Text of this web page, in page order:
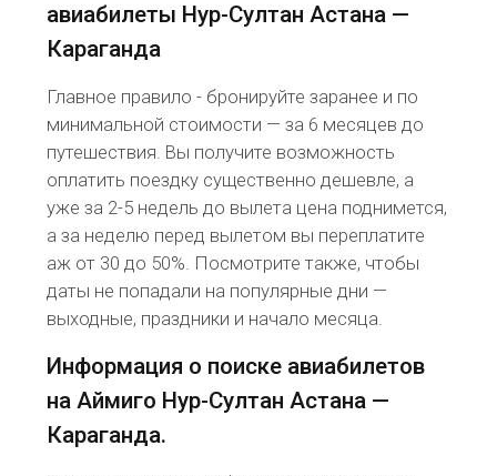
авиабилеты Нур-Султан Астана —
Караганда
Главное правило - бронируйте заранее и по
минимальной стоимости — за 6 месяцев до
путешествия. Вы получите возможность
оплатить поездку существенно дешевле, а
уже за 2-5 недель до вылета цена поднимется,
а за неделю перед вылетом вы переплатите
аж от 30 до 50%. Посмотрите также, чтобы
даты не попадали на популярные дни —
выходные, праздники и начало месяца.
Информация о поиске авиабилетов
на Аймиго Нур-Султан Астана —
Караганда.